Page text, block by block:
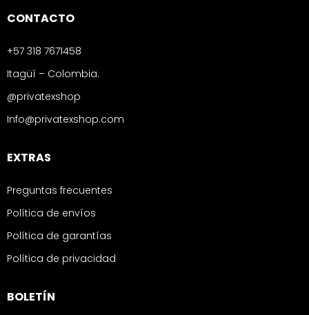
CONTACTO
+57 318 7671458
Itagüí – Colombia.
@privatexshop
Info@privatexshop.com
EXTRAS
Preguntas frecuentes
Política de envíos
Política de garantías
Política de privacidad
BOLETÍN